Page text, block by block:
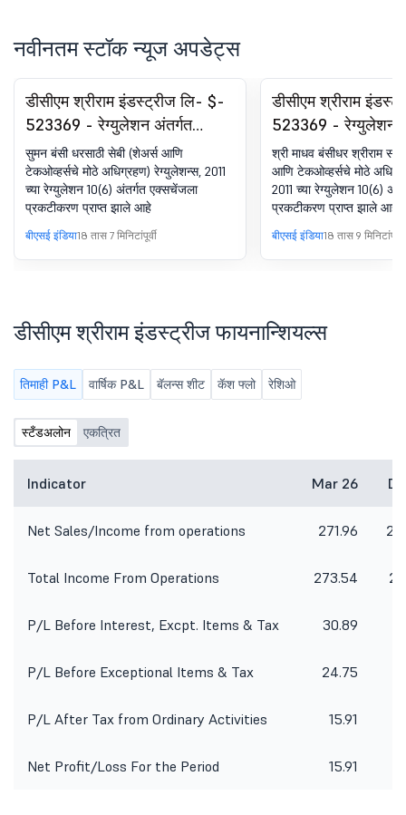
नवीनतम स्टॉक न्यूज अपडेट्स
डीसीएम श्रीराम इंडस्ट्रीज लि- $-
523369 - रेग्युलेशन अंतर्गत
डिस्क्लोजर. सेबी (एसएएसटी)
रेग्युलेशन्स, 2011 चे 10(6)
सुमन बंसी धरसाठी सेबी (शेअर्स आणि
टेकओव्हर्सचे मोठे अधिग्रहण) रेग्युलेशन्स, 2011
च्या रेग्युलेशन 10(6) अंतर्गत एक्सचेंजला
प्रकटीकरण प्राप्त झाले आहे
बीएसई इंडिया18 तास 7 मिनिटांपूर्वी
डीसीएम श्रीराम
523369 - रेग्युलेशन
डिस्क्लोजर. सेबी
रेग्युलेशन्स, 2011 चे
श्री माधव बंसीधर श्रीराम
आणि टेकओव्हर्सचे मोठे
2011 च्या रेग्युलेशन 10(6)
प्रकटीकरण प्राप्त झाले आहे
बीएसई इंडिया18 तास 9 मिनिटांपूर्वी
डीसीएम श्रीराम इंडस्ट्रीज फायनान्शियल्स
तिमाही P&L वार्षिक P&L बॅलन्स शीट कॅश फ्लो रेशिओ
स्टँडअलोन एकत्रित
Indicator Mar 26
Net Sales/Income from operations 271.96
Total Income From Operations 273.54
P/L Before Interest, Excpt. Items & Tax 30.89
P/L Before Exceptional Items & Tax 24.75
P/L After Tax from Ordinary Activities 15.91
Net Profit/Loss For the Period 15.91